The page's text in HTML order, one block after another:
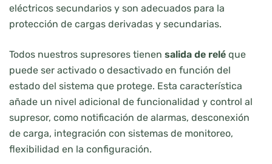
eléctricos secundarios y son adecuados para la
protección de cargas derivadas y secundarias.
Todos nuestros supresores tienen salida de relé que
puede ser activado o desactivado en función del
estado del sistema que protege. Esta característica
añade un nivel adicional de funcionalidad y control al
supresor, como notificación de alarmas, desconexión
de carga, integración con sistemas de monitoreo,
flexibilidad en la configuración.